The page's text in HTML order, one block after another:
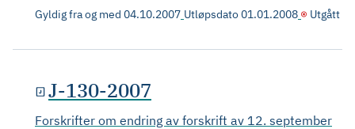
Gyldig fra og med 04.10.2007 Utløpsdato01.01.2008 Utgått
J-130-2007
Forskrifter om endring av forskrift av 12. september